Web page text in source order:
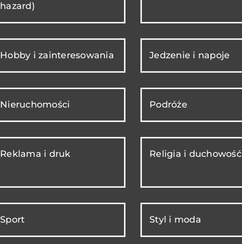
hazard)
Hobby i zainteresowania Jedzenie i napoje
Nieruchomości Podróże
Reklama i druk Religia i duchowość
Sport Styl i moda